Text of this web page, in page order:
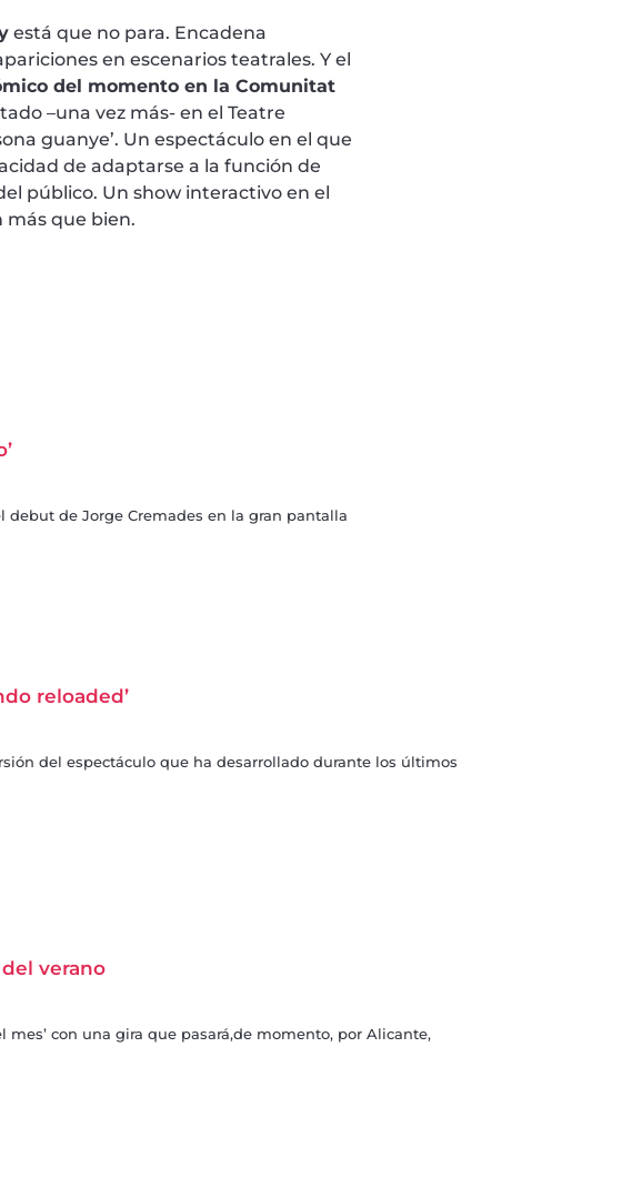
está que no para. Encadena
en escenarios teatrales. Y el
del momento en la Comunitat
–una vez más- en el Teatre
guanye’. Un espectáculo en el que
de adaptarse a la función de
público. Un show interactivo en el
más que bien.
debut de Jorge Cremades en la gran pantalla
reloaded’
del espectáculo que ha desarrollado durante los últimos
verano
mes’ con una gira que pasará,de momento, por Alicante,